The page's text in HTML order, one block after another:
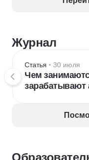
Журнал
Статья • 30 июля
Чем
зарабатывают